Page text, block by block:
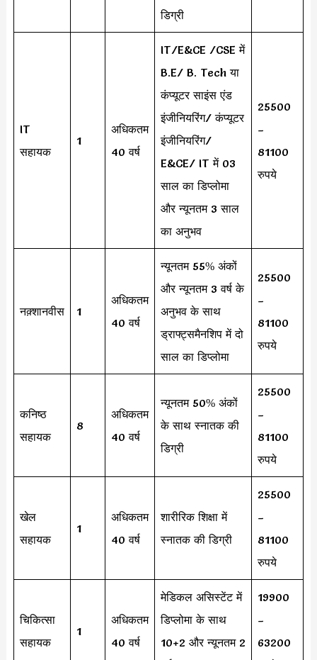
डिग्री
IT
सहायक
1
अधिकतम
40 वर्ष
IT/E&CE /CSE में
B.E/ B. Tech या
कंप्यूटर साइंस एंड
इंजीनियरिंग/ कंप्यूटर
इंजीनियरिंग/
E&CE/ IT में 03
साल का डिप्लोमा
और न्यूनतम 3 साल
का अनुभव
25500
–
81100
रुपये
नक़्शानवीस 1
अधिकतम
40 वर्ष
न्यूनतम 55% अंकों
और न्यूनतम 3 वर्ष के
अनुभव के साथ
ड्राफ्ट्समैनशिप में दो
साल का डिप्लोमा
25500
–
81100
रुपये
कनिष्ठ
सहायक
8
अधिकतम
40 वर्ष
न्यूनतम 50% अंकों
के साथ स्नातक की
डिग्री
25500
–
81100
रुपये
खेल
सहायक
1
अधिकतम
40 वर्ष
शारीरिक शिक्षा में
स्नातक की डिग्री
25500
–
81100
रुपये
चिकित्सा
सहायक
1
अधिकतम
40 वर्ष
मेडिकल असिस्टेंट में
डिप्लोमा के साथ
10+2 और न्यूनतम 2
19900
–
63200